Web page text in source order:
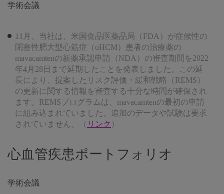
学術会議
11月、当社は、米国食品医薬品局（FDA）が症候性の
閉塞性肥大型心筋症（oHCM）患者の治療薬の
mavacamtenの新薬承認申請（NDA）の審査期間を2022
年4月28日まで延期したことを発表しました。この延
長により、提案したリスク評価・緩和戦略（REMS）
の更新に関する情報を審査する十分な時間が確保され
ます。REMSプログラムは、mavacamtenの最初の申請
に組み込まれていました。追加のデータや試験は要求
されていません。（ リンク ）
心血管疾患ポートフォリオ
学術会議